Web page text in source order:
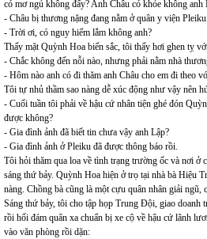
có mơ ngủ không đấy? Anh Châu có khỏe không anh
- Châu bị thương nặng đang nằm ở quân y viện Pleiku.
- Trời ơi, có nguy hiểm lắm không anh?
Thấy mặt Quỳnh Hoa biến sắc, tôi thấy hơi ghen tỵ
- Chắc không đến nỗi nào, nhưng phải nằm nhà
- Hôm nào anh có đi thăm anh Châu cho em đi theo
Tôi tự nhủ thầm sao nàng dễ xúc động như vậy nên
- Cuối tuần tôi phải về hậu cứ nhân tiện ghé đón
được không?
- Gia đình ảnh đã biết tin chưa vậy anh Lập?
- Gia đình ảnh ở Pleiku đã được thông báo rồi.
Tôi hỏi thăm qua loa về tình trạng trường ốc và nơi ở
sáng thứ bảy. Quỳnh Hoa hiện ở trọ tại nhà bà Hiệu
nàng. Chồng bà cũng là một cựu quân nhân giải ngũ,
Sáng thứ bảy, tôi cho tập họp Trung Đội, giao
rồi hối đám quân xa chuẩn bị xe cộ về hậu cứ lãnh
vào văn phòng rồi dặn: